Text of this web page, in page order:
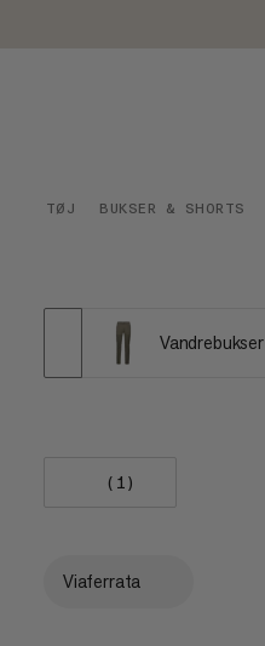
TØJ BUKSER & SHORTS
Vandrebukser
(1)
Viaferrata